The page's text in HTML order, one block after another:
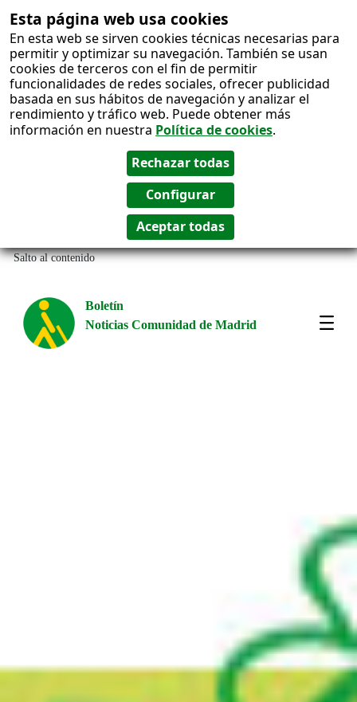
Esta página web usa cookies
En esta web se sirven cookies técnicas necesarias para
permitir y optimizar su navegación. También se usan
cookies de terceros con el fin de permitir
funcionalidades de redes sociales, ofrecer publicidad
basada en sus hábitos de navegación y analizar el
rendimiento y tráfico web. Puede obtener más
información en nuestra Política de cookies.
Salto al contenido
Boletín
Noticias Comunidad de Madrid